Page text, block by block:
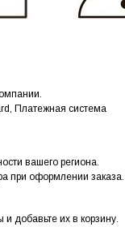
Платежная система
вашего региона.
при оформлении заказа.
добавьте их в корзину.